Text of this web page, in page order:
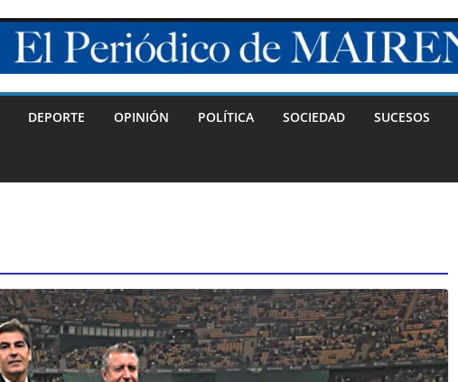
DEPORTE OPINIÓN POLÍTICA SOCIEDAD SUCESOS